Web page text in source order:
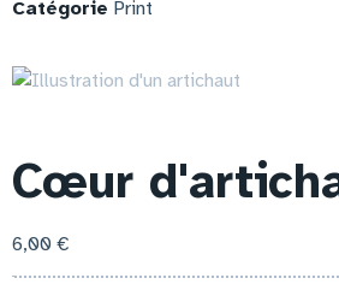
Catégorie Print
Cœur
6,00 €